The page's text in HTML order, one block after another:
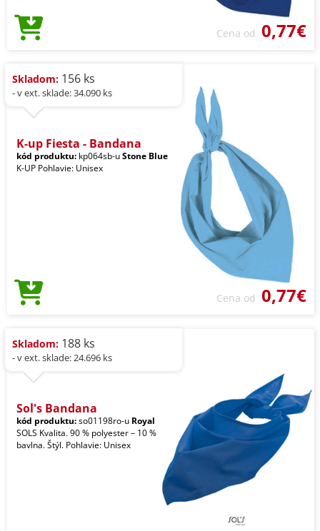
Cena od 0,77€
Skladom: 156 ks
- v ext. sklade: 34.090 ks
K-up Fiesta - Bandana
kód produktu: kp064sb-uStone Blue
K-UP Pohlavie: Unisex
Cena od 0,77€
Skladom: 188 ks
- v ext. sklade: 24.696 ks
Sol's Bandana
kód produktu:so01198ro-u Royal
SOLS Kvalita. 90 % polyester – 10 %
bavlna. Štýl. Pohlavie: Unisex